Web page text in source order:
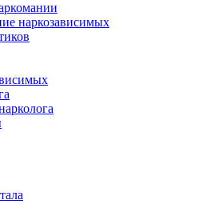
наркозависимых